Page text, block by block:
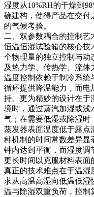
湿度从10%RH的干燥到
确建构，使得产品在交付
的气候考验。
二、双参数耦合的控制艺
恒温恒湿试验箱的核心技
个物理量的独立控制与动
及热力学、传热学、流体
温度控制依赖于制冷系统
循环提供降温能力，而电
持。更为精妙的设计在于
境时，通过蒸汽加湿或浅
气；在需要低湿或除湿时
蒸发器表面温度低于露点
种机制的时间常数差异
钟内达到平衡，而湿度调
更长时间以克服材料表面
真正的技术难点在于温湿
求从高温高湿向低温低湿
温与除湿双重负荷，控制